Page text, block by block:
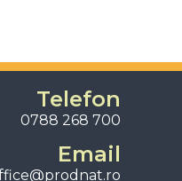
Telefon
0788 268 700
Email